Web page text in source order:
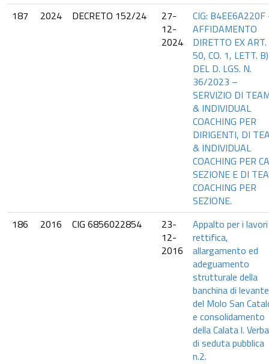
187
2024 DECRETO 152/24
27-
12-
2024
CIG:
AFFIDAMENTO
DIRETTO EX ART.
50, CO. 1, LETT. B)
DEL D. LGS. N.
36/2023 –
SERVIZIO DI
& INDIVIDUAL
COACHING PER
DIRIGENTI, DI
& INDIVIDUAL
COACHING PER
SEZIONE E DI TEA
COACHING PER
SEZIONE.
186
2016 CIG 6856022854
23-
12-
2016
Appalto per i
rettifica,
allargamento ed
adeguamento
strutturale della
banchina di levante
del Molo San
e consolidamento
della Calata l.
di seduta pubblica
n.2.